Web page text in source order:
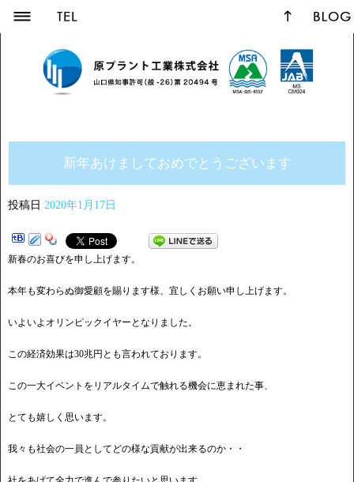
新年あけましておめでとうございます
投稿日 2020年1月17日
新春のお喜びを申し上げます。
本年も変わらぬ御愛顧を賜ります様、宜しくお願い申し上げます。
いよいよオリンピックイヤーとなりました。
この経済効果は30兆円とも言われております。
この一大イベントをリアルタイムで触れる機会に恵まれた事、
とても嬉しく思います。
我々も社会の一員としてどの様な貢献が出来るのか・・